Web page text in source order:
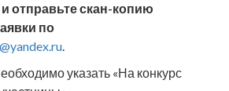
отправьте скан-копию
по
.
указать «На конкурс